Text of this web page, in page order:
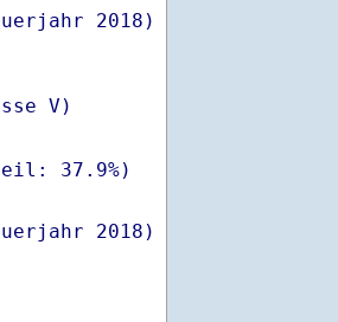
2018)
V)
2018)